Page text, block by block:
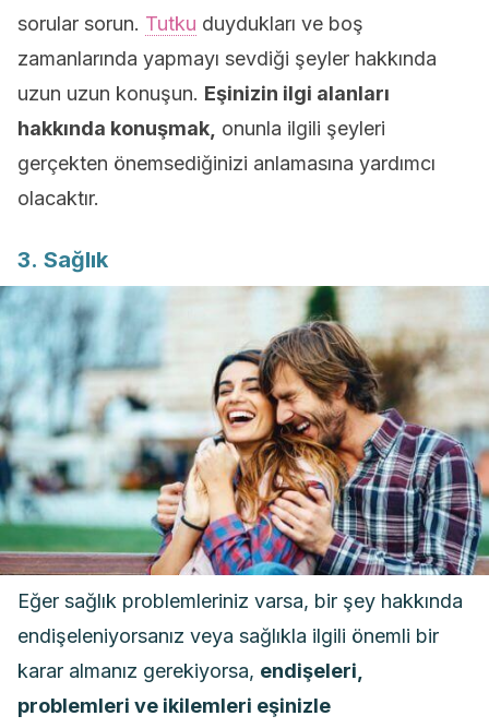
sorular sorun. Tutku duydukları ve boş
zamanlarında yapmayı sevdiği şeyler hakkında
uzun uzun konuşun. Eşinizin ilgi alanları
hakkında konuşmak, onunla ilgili şeyleri
gerçekten önemsediğinizi anlamasına yardımcı
olacaktır.
3. Sağlık
Eğer sağlık problemleriniz varsa, bir şey hakkında
endişeleniyorsanız veya sağlıkla ilgili önemli bir
karar almanız gerekiyorsa, endişeleri,
problemleri ve ikilemleri eşinizle